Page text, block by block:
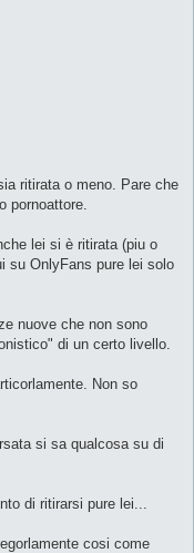
ritirata o meno. Pare che
pornoattore.
lei si è ritirata (piu o
su OnlyFans pure lei solo
nuove che non sono
di un certo livello.
Non so
si sa qualcosa su di
di ritirarsi pure lei...
cosi come